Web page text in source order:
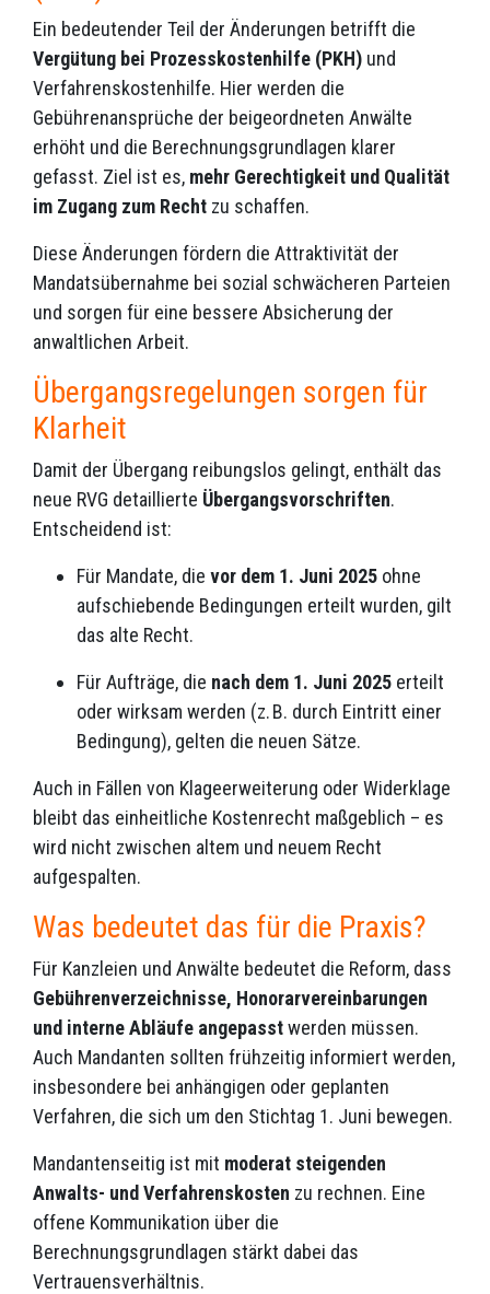
Ein bedeutender Teil der Änderungen betrifft die
Vergütung bei Prozesskostenhilfe (PKH) und
Verfahrenskostenhilfe. Hier werden die
Gebührenansprüche der beigeordneten Anwälte
erhöht und die Berechnungsgrundlagen klarer
gefasst. Ziel ist es, mehr Gerechtigkeit und Qualität
im Zugang zum Recht zu schaffen.
Diese Änderungen fördern die Attraktivität der
Mandatsübernahme bei sozial schwächeren Parteien
und sorgen für eine bessere Absicherung der
anwaltlichen Arbeit.
Übergangsregelungen sorgen für
Klarheit
Damit der Übergang reibungslos gelingt, enthält das
neue RVG detaillierte Übergangsvorschriften.
Entscheidend ist:
Für Mandate, die vor dem 1. Juni 2025 ohne
aufschiebende Bedingungen erteilt wurden, gilt
das alte Recht.
Für Aufträge, die nach dem 1. Juni 2025 erteilt
oder wirksam werden (z. B. durch Eintritt einer
Bedingung), gelten die neuen Sätze.
Auch in Fällen von Klageerweiterung oder Widerklage
bleibt das einheitliche Kostenrecht maßgeblich – es
wird nicht zwischen altem und neuem Recht
aufgespalten.
Was bedeutet das für die Praxis?
Für Kanzleien und Anwälte bedeutet die Reform, dass
Gebührenverzeichnisse, Honorarvereinbarungen
und interne Abläufe angepasstwerden müssen.
Auch Mandanten sollten frühzeitig informiert werden,
insbesondere bei anhängigen oder geplanten
Verfahren, die sich um den Stichtag 1. Juni bewegen.
Mandantenseitig ist mit moderat steigenden
Anwalts- und Verfahrenskosten zu rechnen. Eine
offene Kommunikation über die
Berechnungsgrundlagen stärkt dabei das
Vertrauensverhältnis.